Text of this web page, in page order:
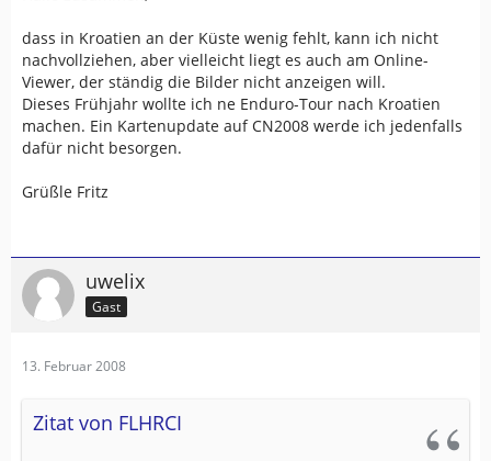
dass in Kroatien an der Küste wenig fehlt, kann ich nicht
nachvollziehen, aber vielleicht liegt es auch am Online-
Viewer, der ständig die Bilder nicht anzeigen will.
Dieses Frühjahr wollte ich ne Enduro-Tour nach Kroatien
machen. Ein Kartenupdate auf CN2008 werde ich jedenfalls
dafür nicht besorgen.
Grüßle Fritz
uwelix
Gast
13. Februar 2008
Zitat von FLHRCI